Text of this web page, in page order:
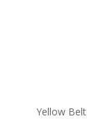
Yellow Belt